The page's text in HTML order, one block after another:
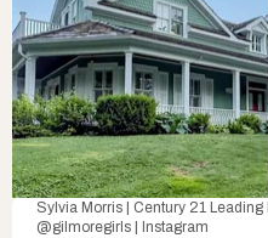
Sylvia Morris | Century 21
@gilmoregirls | Instagram